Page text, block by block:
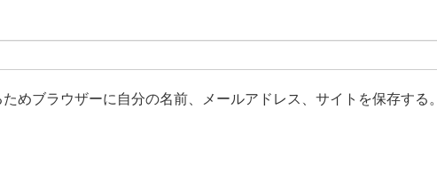
めブラウザーに自分の名前、メールアドレス、サイトを保存する。